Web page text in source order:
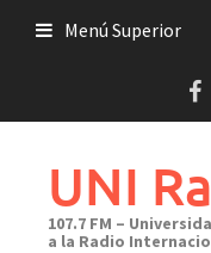
Menú Superior
UNI
107.7 FM –
a la Radio